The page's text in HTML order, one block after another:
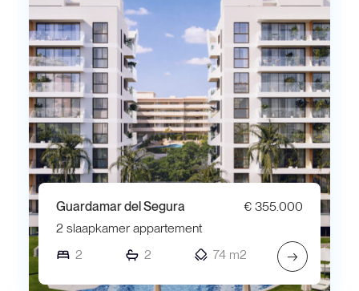
Guardamar del Segura
€ 355.000
2 slaapkamer appartement
2
2 74 m2 →